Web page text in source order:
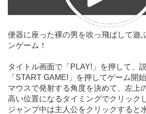
便器に座った裸の男を吹っ飛ばして遊
ンゲーム！
タイトル画面で「PLAY!」を押して、
「START GAME!」を押してゲーム開始
マウスで発射する角度を決めて、左上
高い位置になるタイミングでクリック
ジャンプ中は主人公をクリックすると